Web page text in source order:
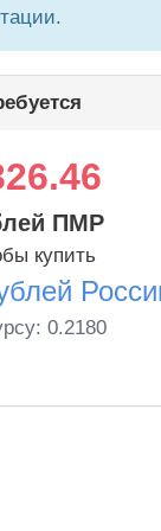
ПМР
купить
0.2180